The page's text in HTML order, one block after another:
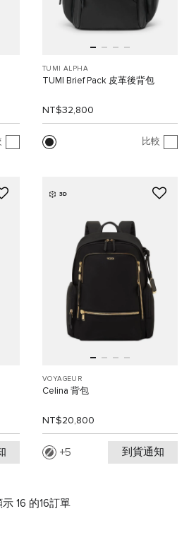
TUMI ALPHA
TUMI Brief Pack 皮革後背包
NT$32,800
比較
3D
VOYAGEUR
Celina 背包
NT$20,800
5 到貨通知
示 16 的16訂單